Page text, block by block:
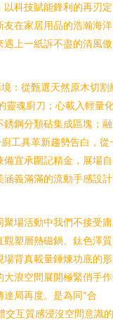
科技賦能鋒利的再刃定
在家居用品的浩瀚海
上一紙訴不盡的清風傲
：從甄選天然原木切割
靈魂廚刀；心載入輕量
鋼分類砧集成區塊；
工具革新趨勢告白，從
宜承圍記精金，展場
義滿滿的流動手感設
場活動中我們不接受
塑層熱磁鍋、鈦色澤
背真載量錘煉功底的
浪空間展開極緊俏手
局再度。是為同“合
交互質感浸沒空間意識